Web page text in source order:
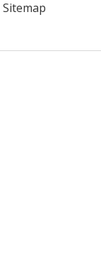
Sitemap